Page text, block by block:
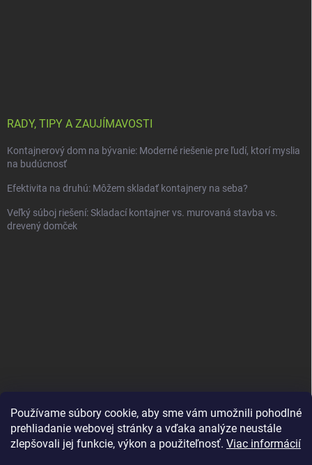
Používame súbory cookie, aby sme vám umožnili pohodlné
prehliadanie webovej stránky a vďaka analýze neustále
zlepšovali jej funkcie, výkon a použiteľnosť. Viac informácií
RADY, TIPY A ZAUJÍMAVOSTI
Kontajnerový dom na bývanie: Moderné riešenie pre ľudí, ktorí myslia
na budúcnosť
Efektivita na druhú: Môžem skladať kontajnery na seba?
Veľký súboj riešení: Skladací kontajner vs. murovaná stavba vs.
drevený domček